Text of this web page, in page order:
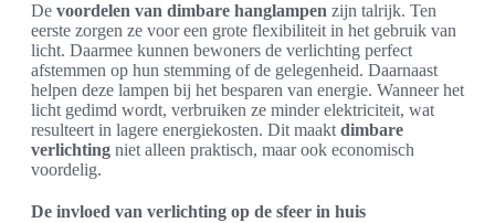
De voordelen van dimbare hanglampen zijn talrijk. Ten
eerste zorgen ze voor een grote flexibiliteit in het gebruik van
licht. Daarmee kunnen bewoners de verlichting perfect
afstemmen op hun stemming of de gelegenheid. Daarnaast
helpen deze lampen bij het besparen van energie. Wanneer het
licht gedimd wordt, verbruiken ze minder elektriciteit, wat
resulteert in lagere energiekosten. Dit maakt dimbare
verlichting niet alleen praktisch, maar ook economisch
voordelig.
De invloed van verlichting op de sfeer in huis